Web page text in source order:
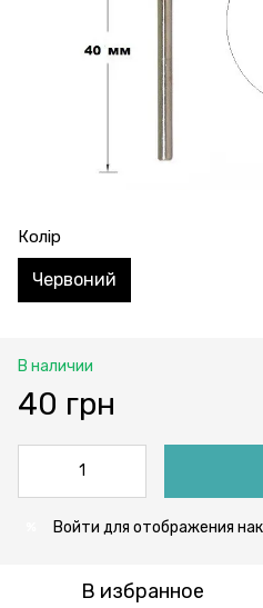
Колір
Червоний
В наличии
40 грн
Войти для отображения
В избранное